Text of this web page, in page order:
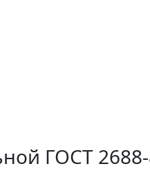
ГОСТ